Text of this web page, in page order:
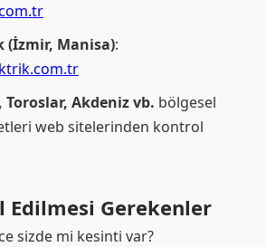
(İzmir, Manisa):
Toroslar, Akdeniz vb. bölgesel
web sitelerinden kontrol
Gerekenler
sizde mi kesinti var?